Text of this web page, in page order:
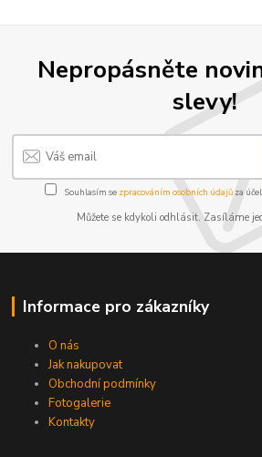
Nepropásněte
slevy!
Souhlasím se zpracováním osobních údajůza
Můžete se kdykoli odhlásit. Zasíláme
Informace pro zákazníky
O nás
Jak nakupovat
Obchodní podmínky
Fotogalerie
Kontakty